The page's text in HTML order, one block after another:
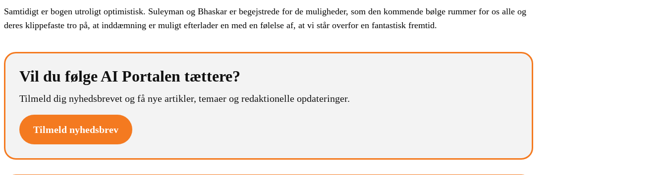
Samtidigt er bogen utroligt optimistisk. Suleyman og Bhaskar er begejstrede for de muligheder, som den kommende bølge rummer for os alle og
deres klippefaste tro på, at inddæmning er muligt efterlader en med en følelse af, at vi står overfor en fantastisk fremtid.
Vil du følge AI Portalen tættere?
Tilmeld dig nyhedsbrevet og få nye artikler, temaer og redaktionelle opdateringer.
Tilmeld nyhedsbrev